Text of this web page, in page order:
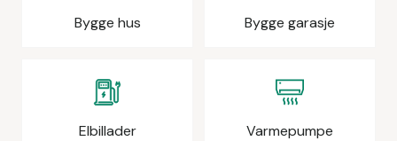
Bygge hus Bygge garasje
Elbillader Varmepumpe